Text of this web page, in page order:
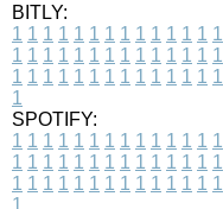
BITLY:
1 1 1 1 1 1 1 1 1 1 1 1 1 1
1 1 1 1 1 1 1 1 1 1 1 1 1 1
1 1 1 1 1 1 1 1 1 1 1 1 1 1
1
SPOTIFY:
1 1 1 1 1 1 1 1 1 1 1 1 1 1
1 1 1 1 1 1 1 1 1 1 1 1 1 1
1 1 1 1 1 1 1 1 1 1 1 1 1 1
1